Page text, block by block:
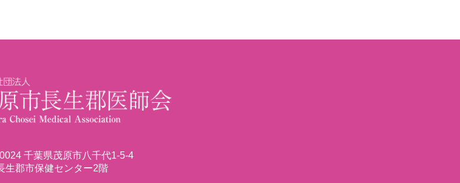
千葉県茂原市八千代1-5-4
生郡市保健センター2階